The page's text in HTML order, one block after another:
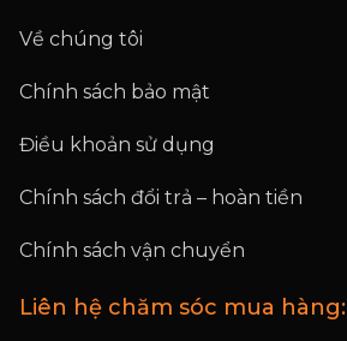
Về chúng tôi
Chính sách bảo mật
Điều khoản sử dụng
Chính sách đổi trả – hoàn tiền
Chính sách vận chuyển
Liên hệ chăm sóc mua hàng: